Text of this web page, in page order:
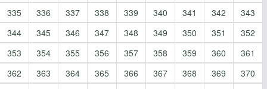
335
336 337 338 339 340 341 342
343
344
345 346 347 348 349 350 351
352
353
354 355 356 357 358 359 360
361
362
363 364 365 366 367 368 369
370